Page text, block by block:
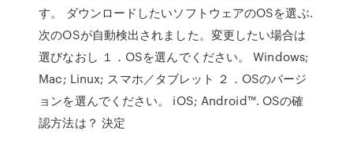
す。 ダウンロードしたいソフトウェアのOSを選ぶ.
次のOSが自動検出されました。変更したい場合は
選びなおし １．OSを選んでください。 Windows;
Mac; Linux; スマホ／タブレット ２．OSのバージ
ョンを選んでください。 iOS; Android™. OSの確
認方法は？ 決定